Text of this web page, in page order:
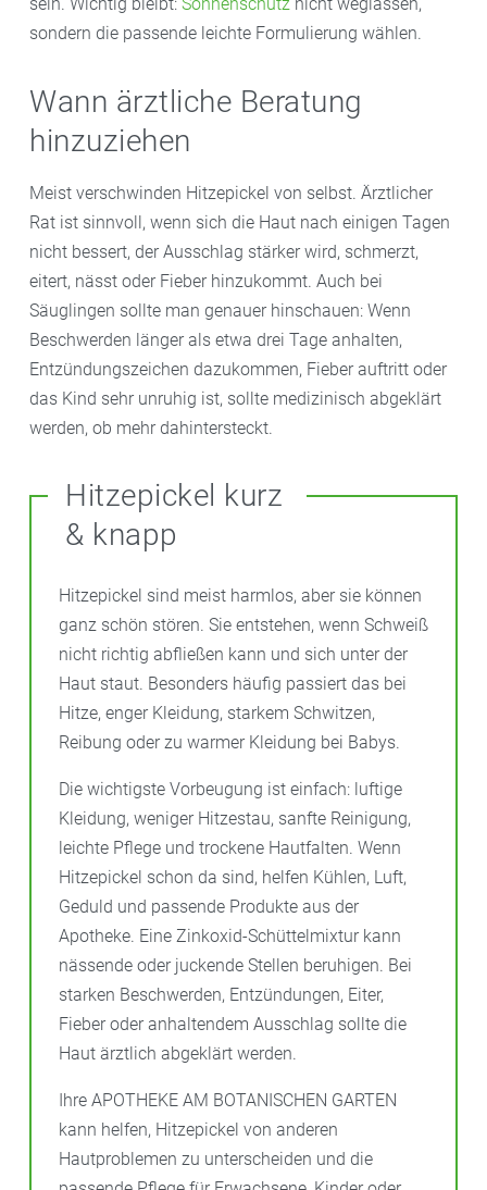
sondern die passende leichte Formulierung wählen.
Wann ärztliche Beratung
hinzuziehen
Meist verschwinden Hitzepickel von selbst. Ärztlicher
Rat ist sinnvoll, wenn sich die Haut nach einigen Tagen
nicht bessert, der Ausschlag stärker wird, schmerzt,
eitert, nässt oder Fieber hinzukommt. Auch bei
Säuglingen sollte man genauer hinschauen: Wenn
Beschwerden länger als etwa drei Tage anhalten,
Entzündungszeichen dazukommen, Fieber auftritt oder
das Kind sehr unruhig ist, sollte medizinisch abgeklärt
werden, ob mehr dahintersteckt.
Hitzepickel kurz
& knapp
Hitzepickel sind meist harmlos, aber sie können
ganz schön stören. Sie entstehen, wenn Schweiß
nicht richtig abfließen kann und sich unter der
Haut staut. Besonders häufig passiert das bei
Hitze, enger Kleidung, starkem Schwitzen,
Reibung oder zu warmer Kleidung bei Babys.
Die wichtigste Vorbeugung ist einfach: luftige
Kleidung, weniger Hitzestau, sanfte Reinigung,
leichte Pflege und trockene Hautfalten. Wenn
Hitzepickel schon da sind, helfen Kühlen, Luft,
Geduld und passende Produkte aus der
Apotheke. Eine Zinkoxid-Schüttelmixtur kann
nässende oder juckende Stellen beruhigen. Bei
starken Beschwerden, Entzündungen, Eiter,
Fieber oder anhaltendem Ausschlag sollte die
Haut ärztlich abgeklärt werden.
Ihre APOTHEKE AM BOTANISCHEN GARTEN
kann helfen, Hitzepickel von anderen
Hautproblemen zu unterscheiden und die